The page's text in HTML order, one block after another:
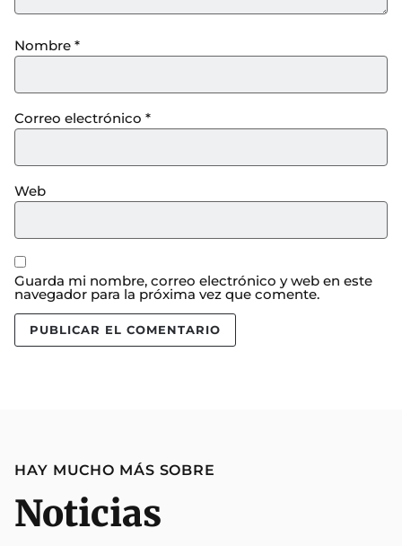
Nombre *
Correo electrónico *
Web
Guarda mi nombre, correo electrónico y web en este
navegador para la próxima vez que comente.
HAY MUCHO MÁS SOBRE
Noticias